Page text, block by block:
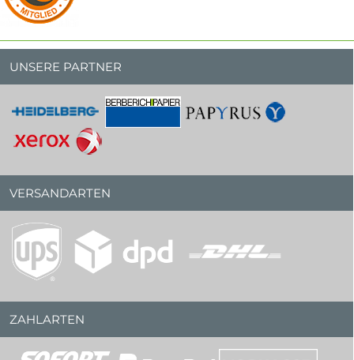
UNSERE PARTNER
VERSANDARTEN
ZAHLARTEN